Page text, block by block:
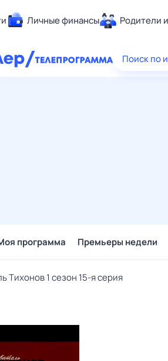
Личные финансы Родители
Поиск по
программа Премьеры недели
Тихонов 1 сезон 15-я серия